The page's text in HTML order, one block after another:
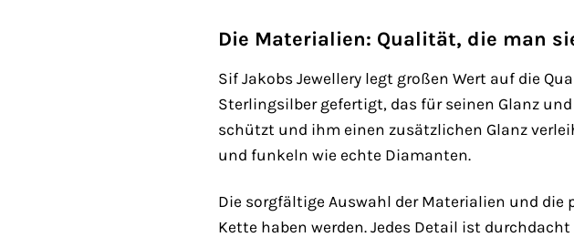
Die Materialien: Qualität, die man
Sif Jakobs Jewellery legt großen Wert auf die
Sterlingsilber gefertigt, das für seinen Glanz
schützt und ihm einen zusätzlichen Glanz
und funkeln wie echte Diamanten.
Die sorgfältige Auswahl der Materialien und die
Kette haben werden. Jedes Detail ist